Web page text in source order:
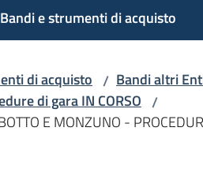
Bandi e strumenti di acquisto
di acquisto / Bandi altri
di gara IN CORSO /
E MONZUNO -